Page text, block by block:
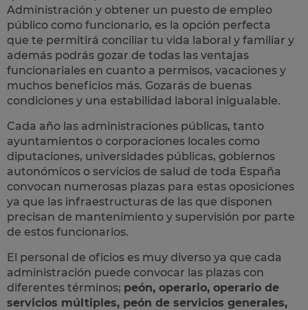
Administración y obtener un puesto de empleo
público como funcionario, es la opción perfecta
que te permitirá conciliar tu vida laboral y familiar y
además podrás gozar de todas las ventajas
funcionariales en cuanto a permisos, vacaciones y
muchos beneficios más. Gozarás de buenas
condiciones y una estabilidad laboral inigualable.
Cada año las administraciones públicas, tanto
ayuntamientos o corporaciones locales como
diputaciones, universidades públicas, gobiernos
autonómicos o servicios de salud de toda España
convocan numerosas plazas para estas oposiciones
ya que las infraestructuras de las que disponen
precisan de mantenimiento y supervisión por parte
de estos funcionarios.
El personal de oficios es muy diverso ya que cada
administración puede convocar las plazas con
diferentes términos; peón, operario, operario de
servicios múltiples, peón de servicios generales,